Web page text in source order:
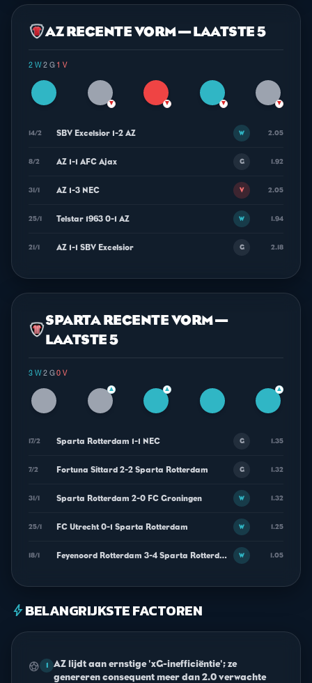
AZ RECENTE VORM — LAATSTE 5
2 W·2 G· 1 V
▼ ▼ ▼ ▼
14/2 SBV Excelsior 1-2 AZ W 2.05
8/2 AZ 1-1 AFC Ajax G 1.92
31/1 AZ 1-3 NEC V 2.05
25/1 Telstar 1963 0-1 AZ W 1.94
21/1 AZ 1-1 SBV Excelsior G 2.18
SPARTA RECENTE VORM —
LAATSTE 5
3 W·2 G·0 V
▲ ▲ ▲
17/2 Sparta Rotterdam 1-1 NEC G 1.35
7/2 Fortuna Sittard 2-2 Sparta Rotterdam G 1.32
31/1 Sparta Rotterdam 2-0 FC Groningen W 1.32
25/1 FC Utrecht 0-1 Sparta Rotterdam W 1.25
18/1 Feyenoord Rotterdam 3-4 Sparta Rotterdam W 1.05
boltBELANGRIJKSTE FACTOREN
sports_soccer 1
AZ lijdt aan ernstige 'xG-inefficiëntie'; ze
genereren consequent meer dan 2.0 verwachte